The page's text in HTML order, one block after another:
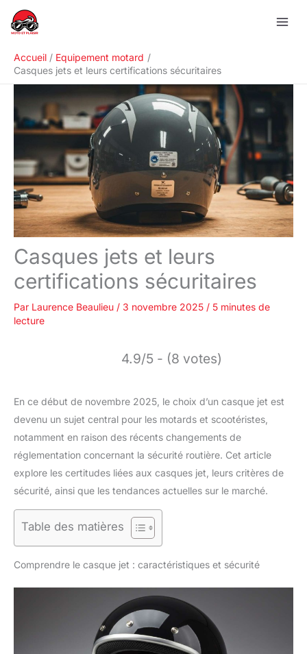
Accueil
Equipement motard
Casques jets et leurs certifications sécuritaires
Casques jets et leurs
certifications sécuritaires
Par Laurence Beaulieu / 3 novembre 2025 / 5 minutes de
lecture
4.9/5 - (8 votes)
En ce début de novembre 2025, le choix d’un casque jet est
devenu un sujet central pour les motards et scootéristes,
notamment en raison des récents changements de
réglementation concernant la sécurité routière. Cet article
explore les certitudes liées aux casques jet, leurs critères de
sécurité, ainsi que les tendances actuelles sur le marché.
Table des matières
Comprendre le casque jet : caractéristiques et sécurité
R
e
h
e
c
e
r